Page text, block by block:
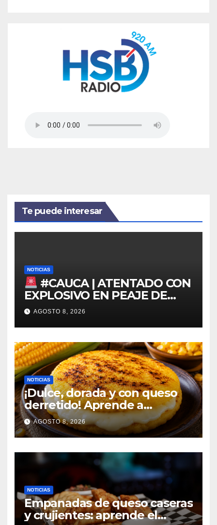
Te puede interesar
NOTICIAS
#CAUCA | ATENTADO CON
EXPLOSIVO EN PEAJE DE
MONDOMO
AGOSTO 8, 2026
NOTICIAS
¡Dulce, dorada y con queso
derretido! Aprende a
preparar una auténtica arepa
de choclo colombiana
AGOSTO 8, 2026
NOTICIAS
Empanadas de queso caseras
y crujientes: aprende el